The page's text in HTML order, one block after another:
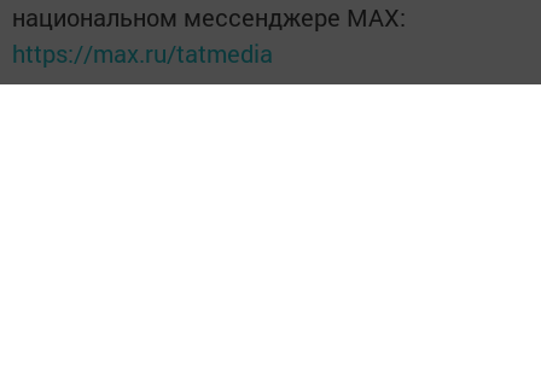
национальном мессенджере MАХ:
https://max.ru/tatmedia